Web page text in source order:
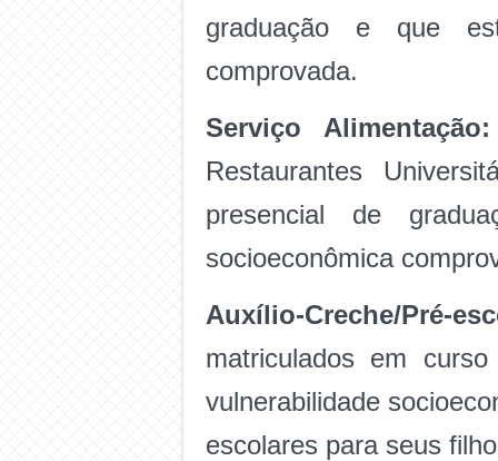
graduação e que
comprovada.
Serviço
Restaurantes
presencial de
socioeconômica
Auxílio-Creche/Pré-
matriculados em
vulnerabilidade
escolares para seus